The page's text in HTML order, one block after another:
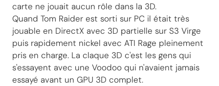
carte ne jouait aucun rôle dans la 3D.
Quand Tom Raider est sorti sur PC il était très
jouable en DirectX avec 3D partielle sur S3 Virge
puis rapidement nickel avec ATI Rage pleinement
pris en charge. La claque 3D c'est les gens qui
s'essayent avec une Voodoo qui n'avaient jamais
essayé avant un GPU 3D complet.